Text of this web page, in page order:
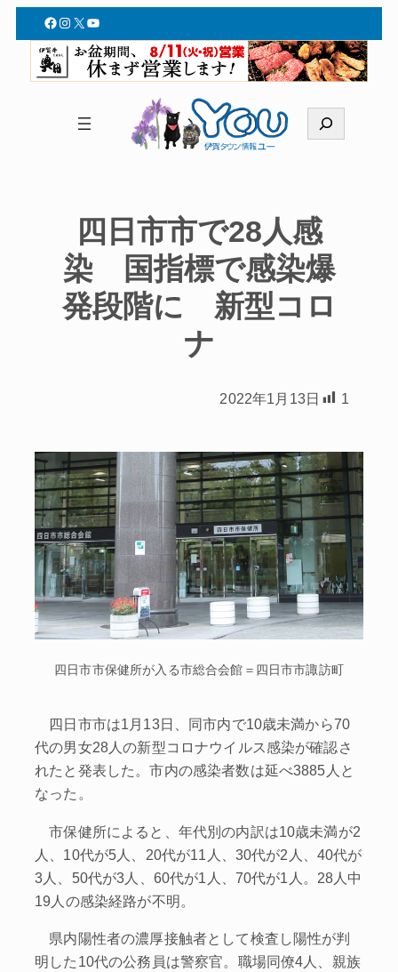
Facebook
Instagram
X YouTube
索
四日市市で28人感
染 国指標で感染爆
発段階に 新型コロ
ナ
2022年1月13日 1
四日市市保健所が入る市総合会館＝四日市市諏訪町
四日市市は1月13日、同市内で10歳未満から70
代の男女28人の新型コロナウイルス感染が確認さ
れたと発表した。市内の感染者数は延べ3885人と
なった。
市保健所によると、年代別の内訳は10歳未満が2
人、10代が5人、20代が11人、30代が2人、40代が
3人、50代が3人、60代が1人、70代が1人。28人中
19人の感染経路が不明。
県内陽性者の濃厚接触者として検査し陽性が判
明した10代の公務員は警察官。職場同僚4人、親族